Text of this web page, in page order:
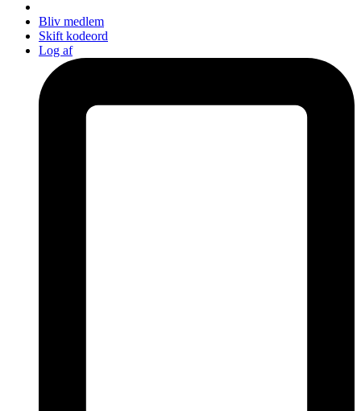
Bliv medlem
Skift kodeord
Log af